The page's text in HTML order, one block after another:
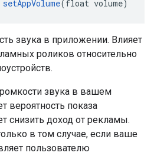
setAppVolume(float volume)
звука в приложении. Влияет
роликов относительно
звука в вашем
вероятность показа
снизить доход от рекламы.
в том случае, если ваше
пользователю